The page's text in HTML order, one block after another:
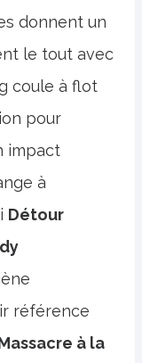
donnent un
le tout avec
coule à flot
pour
impact
à
Détour
référence
à la